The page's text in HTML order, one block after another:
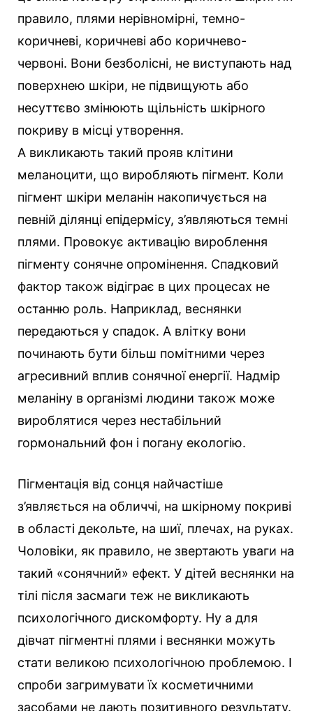
правило, плями нерівномірні, темно-
коричневі, коричневі або коричнево-
червоні. Вони безболісні, не виступають над
поверхнею шкіри, не підвищують або
несуттєво змінюють щільність шкірного
покриву в місці утворення.
А викликають такий прояв клітини
меланоцити, що виробляють пігмент. Коли
пігмент шкіри меланін накопичується на
певній ділянці епідермісу, з’являються темні
плями. Провокує активацію вироблення
пігменту сонячне опромінення. Спадковий
фактор також відіграє в цих процесах не
останню роль. Наприклад, веснянки
передаються у спадок. А влітку вони
починають бути більш помітними через
агресивний вплив сонячної енергії. Надмір
меланіну в організмі людини також може
вироблятися через нестабільний
гормональний фон і погану екологію.
Пігментація від сонця найчастіше
з’являється на обличчі, на шкірному покриві
в області декольте, на шиї, плечах, на руках.
Чоловіки, як правило, не звертають уваги на
такий «сонячний» ефект. У дітей веснянки на
тілі після засмаги теж не викликають
психологічного дискомфорту. Ну а для
дівчат пігментні плями і веснянки можуть
стати великою психологічною проблемою. І
спроби загримувати їх косметичними
засобами не дають позитивного результату.